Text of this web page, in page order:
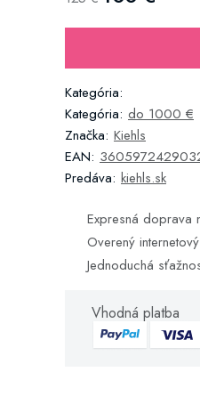
Kategória:
Kategória: do 1000 €
Značka: Kiehls
EAN:
Predáva: kiehls.sk
Expresná doprava
Overený
Jednoduchá
Vhodná platba